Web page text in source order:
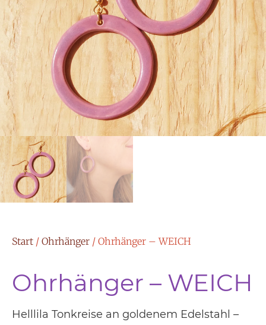
Start / Ohrhänger / Ohrhänger – WEICH
Ohrhänger – WEICH
Helllila Tonkreise an goldenem Edelstahl –